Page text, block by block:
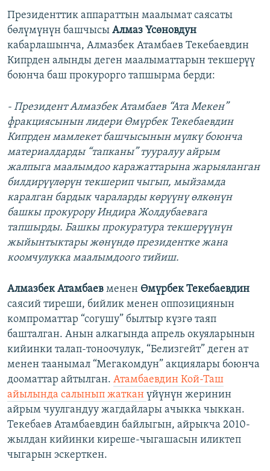
Президенттик аппараттын маалымат саясаты
бөлүмүнүн башчысы Алмаз Үсөновдун
кабарлашынча, Алмазбек Атамбаев Текебаевдин
Кипрден алынды деген маалыматтарын текшерүү
боюнча баш прокурорго тапшырма берди:
- Президент Алмазбек Атамбаев “Ата Мекен”
фракциясынын лидери Өмүрбек Текебаевдин
Кипрден мамлекет башчысынын мүлкү боюнча
материалдарды “тапканы” тууралуу айрым
жалпыга маалымдоо каражаттарына жарыяланган
билдирүүлөрүн текшерип чыгып, мыйзамда
каралган бардык чараларды көрүүнү өлкөнүн
башкы прокурору Индира Жолдубаевага
тапшырды. Башкы прокуратура текшерүүнүн
жыйынтыктары жөнүндө президентке жана
коомчулукка маалымдоого тийиш.
Алмазбек Атамбаев менен Өмүрбек Текебаевдин
саясий тиреши, бийлик менен оппозициянын
компроматтар “согушу” былтыр күзгө таяп
башталган. Анын алкагында апрель окуяларынын
кийинки талап-тоноочулук, “Белизгейт” деген ат
менен таанымал “Мегакомдун” акциялары боюнча
дооматтар айтылган. Атамбаевдин Кой-Таш
айылында салынып жаткан үйүнүн жеринин
айрым чуулгандуу жагдайлары ачыкка чыккан.
Текебаев Атамбаевдин байлыгын, айрыкча 2010-
жылдан кийинки киреше-чыгашасын иликтеп
чыгарын эскерткен.